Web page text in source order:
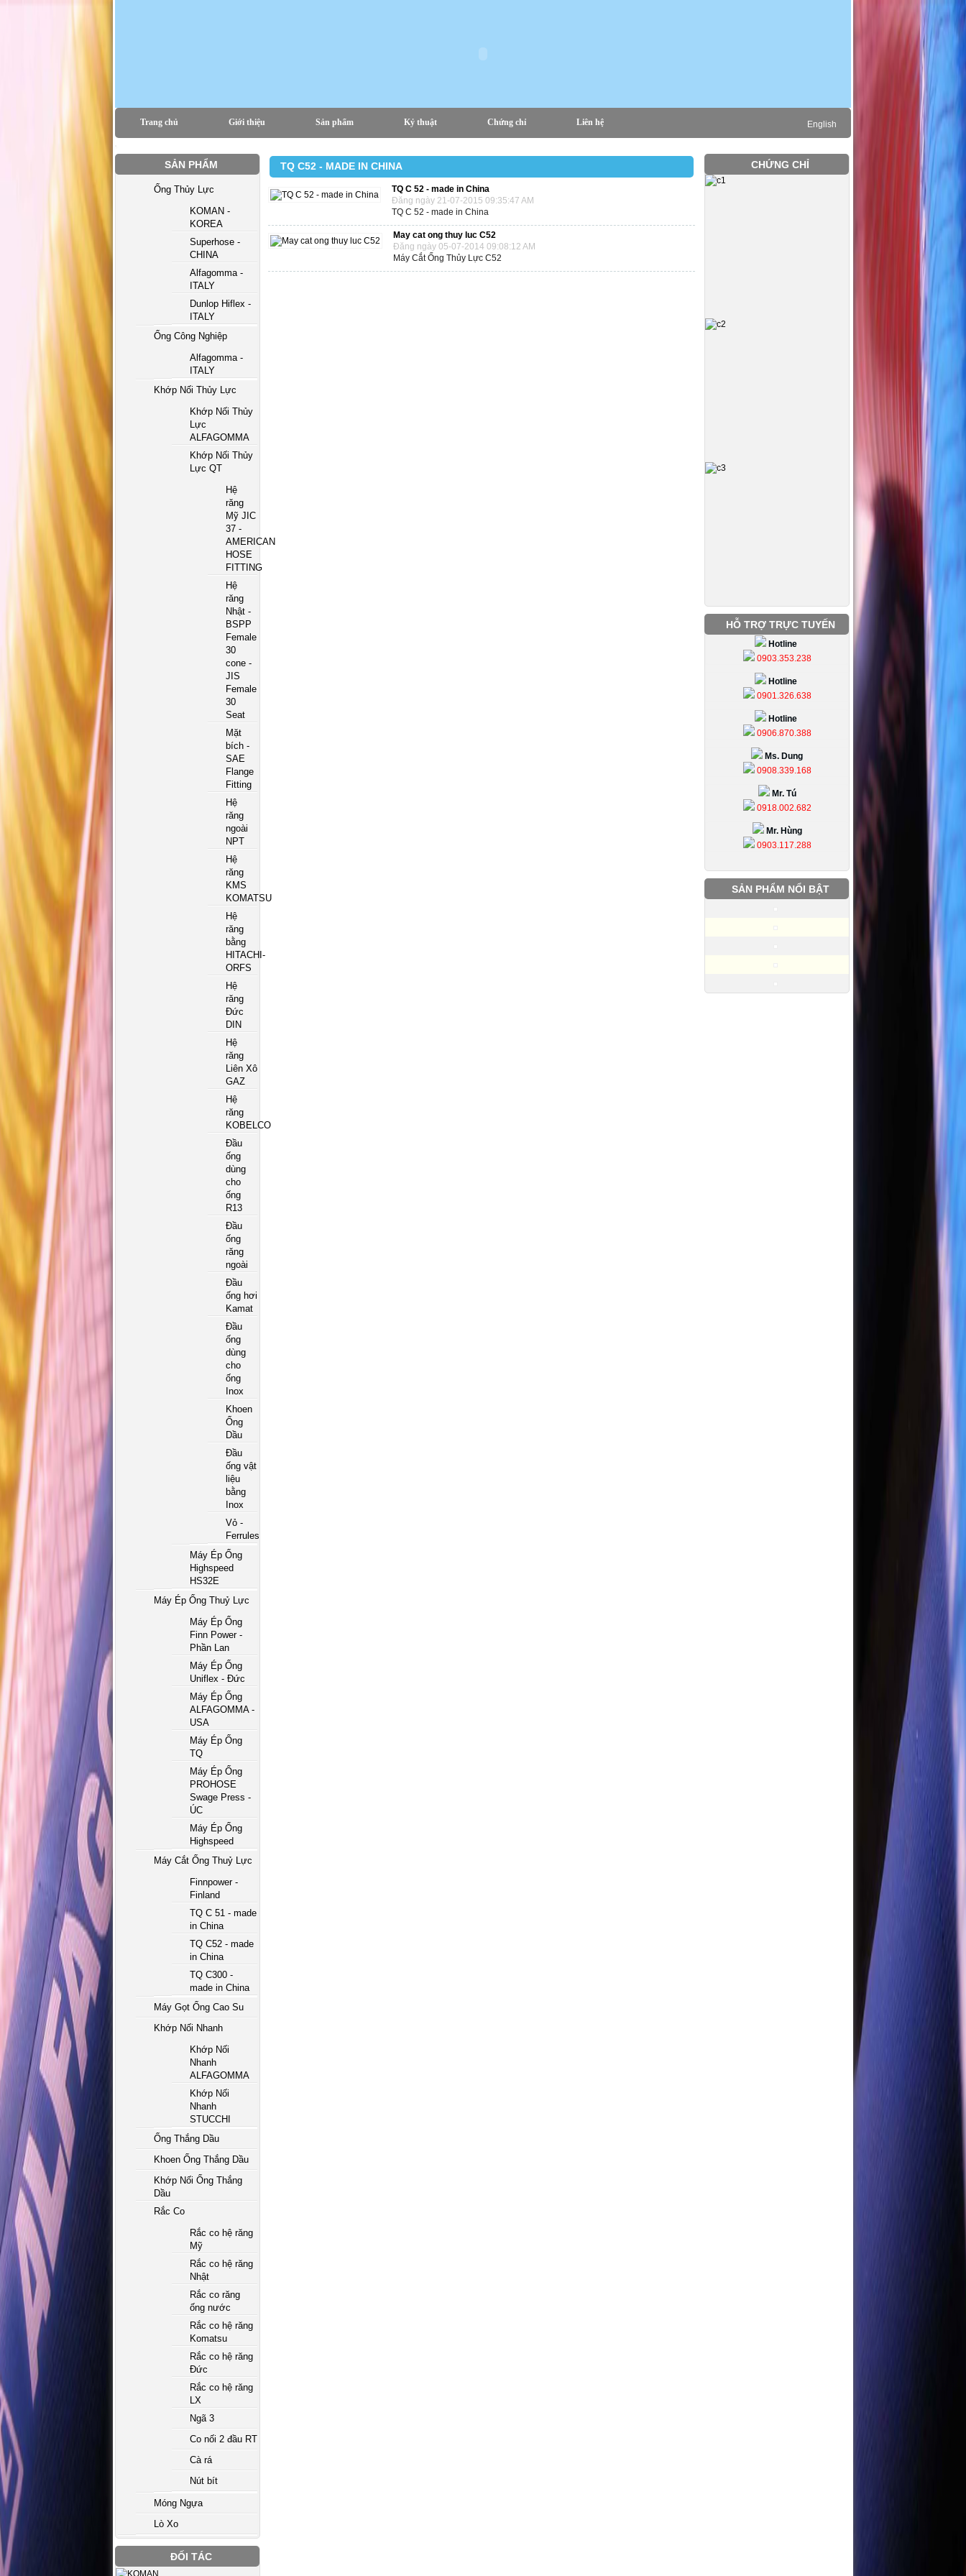
English
Trang chủ Giới thiệu Sản phẩm Kỷ thuật Chứng chỉ Liên hệ
SẢN PHẨM
Ống Thủy Lực
KOMAN -
KOREA
Superhose -
CHINA
Alfagomma -
ITALY
Dunlop Hiflex -
ITALY
Ống Công Nghiệp
Alfagomma -
ITALY
Khớp Nối Thủy Lực
Khớp Nối Thủy
Lực
ALFAGOMMA
Khớp Nối Thủy
Lực QT
Hệ
răng
Mỹ JIC
37 -
AMERICAN
HOSE
FITTING
Hệ
răng
Nhật -
BSPP
Female
30
cone -
JIS
Female
30
Seat
Mặt
bích -
SAE
Flange
Fitting
Hệ
răng
ngoài
NPT
Hệ
răng
KMS
KOMATSU
Hệ
răng
bằng
HITACHI-
ORFS
Hệ
răng
Đức
DIN
Hệ
răng
Liên Xô
GAZ
Hệ
răng
KOBELCO
Đầu
ống
dùng
cho
ống
R13
Đầu
ống
răng
ngoài
Đầu
ống hơi
Kamat
Đầu
ống
dùng
cho
ống
Inox
Khoen
Ống
Dầu
Đầu
ống vật
liệu
bằng
Inox
Vỏ -
Ferrules
Máy Ép Ống
Highspeed
HS32E
Máy Ép Ống Thuỷ Lực
Máy Ép Ống
Finn Power -
Phần Lan
Máy Ép Ống
Uniflex - Đức
Máy Ép Ống
ALFAGOMMA -
USA
Máy Ép Ống
TQ
Máy Ép Ống
PROHOSE
Swage Press -
ÚC
Máy Ép Ống
Highspeed
Máy Cắt Ống Thuỷ Lực
Finnpower -
Finland
TQ C 51 - made
in China
TQ C52 - made
in China
TQ C300 -
made in China
Máy Gọt Ống Cao Su
Khớp Nối Nhanh
Khớp Nối
Nhanh
ALFAGOMMA
Khớp Nối
Nhanh
STUCCHI
Ống Thắng Dầu
Khoen Ống Thắng Dầu
Khớp Nối Ống Thắng
Dầu
Rắc Co
Rắc co hệ răng
Mỹ
Rắc co hệ răng
Nhật
Rắc co răng
ống nước
Rắc co hệ răng
Komatsu
Rắc co hệ răng
Đức
Rắc co hệ răng
LX
Ngã 3
Co nối 2 đầu RT
Cà rá
Nút bít
Móng Ngựa
Lò Xo
ĐỐI TÁC
TQ C52 - MADE IN CHINA
TQ C 52 - made in China
Đăng ngày 21-07-2015 09:35:47 AM
TQ C 52 - made in China
May cat ong thuy luc C52
Đăng ngày 05-07-2014 09:08:12 AM
Máy Cắt Ống Thủy Lực C52
CHỨNG CHỈ
HỖ TRỢ TRỰC TUYẾN
Hotline
0903.353.238
Hotline
0901.326.638
Hotline
0906.870.388
Ms. Dung
0908.339.168
Mr. Tú
0918.002.682
Mr. Hùng
0903.117.288
SẢN PHẨM NỔI BẬT